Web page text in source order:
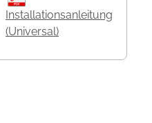
Installationsanleitung
(Universal)